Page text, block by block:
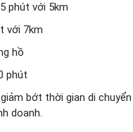
phút với 5km
với 7km
hồ
phút
bớt thời gian di
doanh.